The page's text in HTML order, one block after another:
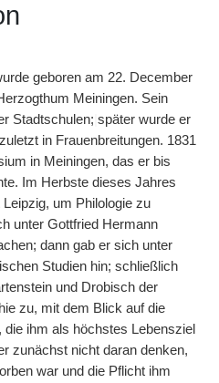
geboren am 22. December
Meiningen. Sein
Stadtschulen; später wurde er
in Frauenbreitungen. 1831
in Meiningen, das er bis
Im Herbste dieses Jahres
um Philologie zu
unter Gottfried Hermann
dann gab er sich unter
Studien hin; schließlich
und Drobisch der
zu, mit dem Blick auf die
ihm als höchstes Lebensziel
zunächst nicht daran denken,
war und die Pflicht ihm